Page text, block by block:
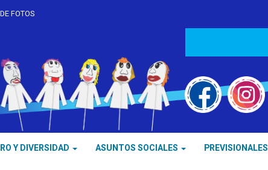
FOTOS
Y DIVERSIDAD ASUNTOS SOCIALES PREVISIONALES